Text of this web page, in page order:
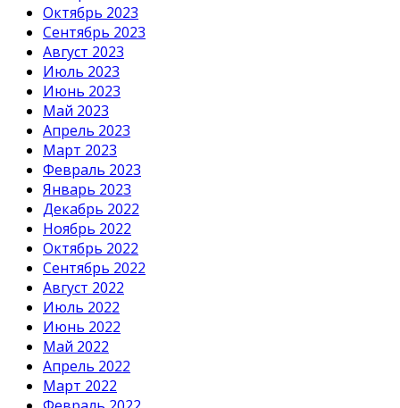
Октябрь 2023
Сентябрь 2023
Август 2023
Июль 2023
Июнь 2023
Май 2023
Апрель 2023
Март 2023
Февраль 2023
Январь 2023
Декабрь 2022
Ноябрь 2022
Октябрь 2022
Сентябрь 2022
Август 2022
Июль 2022
Июнь 2022
Май 2022
Апрель 2022
Март 2022